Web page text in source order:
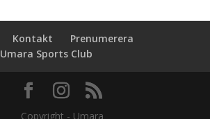
Kontakt
Prenumerera
Umara Sports Club